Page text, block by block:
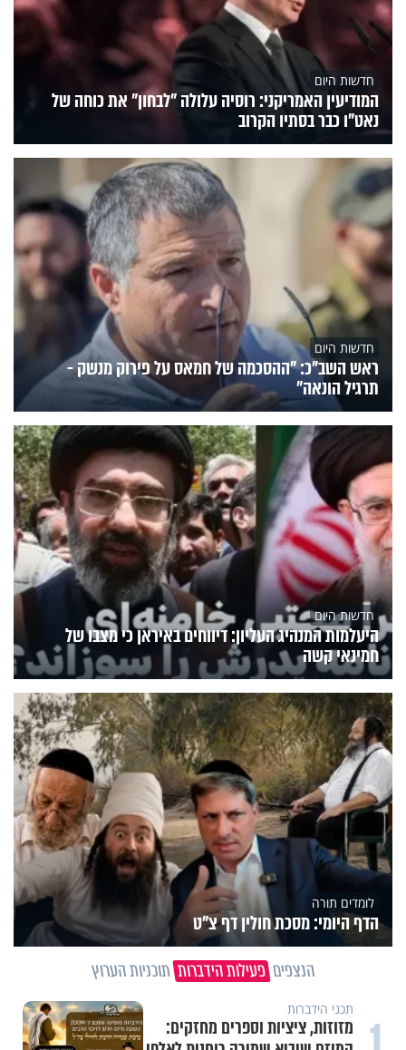
חדשות היום
המודיעין האמריקני: רוסיה עלולה "לבחון" את כוחה של
נאט"ו כבר בסתיו הקרוב
חדשות היום
ראש השב"כ: "ההסכמה של חמאס על פירוק מנשק -
תרגיל הונאה"
חדשות היום
היעלמות המנהיג העליון: דיווחים באיראן כי מצבו של
חמינאי קשה
לומדים תורה
הדף היומי: מסכת חולין דף צ"ט
הנצפים פעילות הידברות תוכניות הערוץ
תכני הידברות
מזוזות, ציציות וספרים מחזקים: